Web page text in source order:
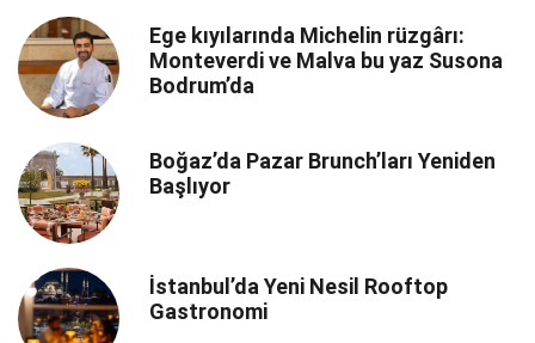
Ege kıyılarında Michelin rüzgârı:
Monteverdi ve Malva bu yaz Susona
Bodrum’da
Boğaz’da Pazar Brunch’ları Yeniden
Başlıyor
İstanbul’da Yeni Nesil Rooftop
Gastronomi